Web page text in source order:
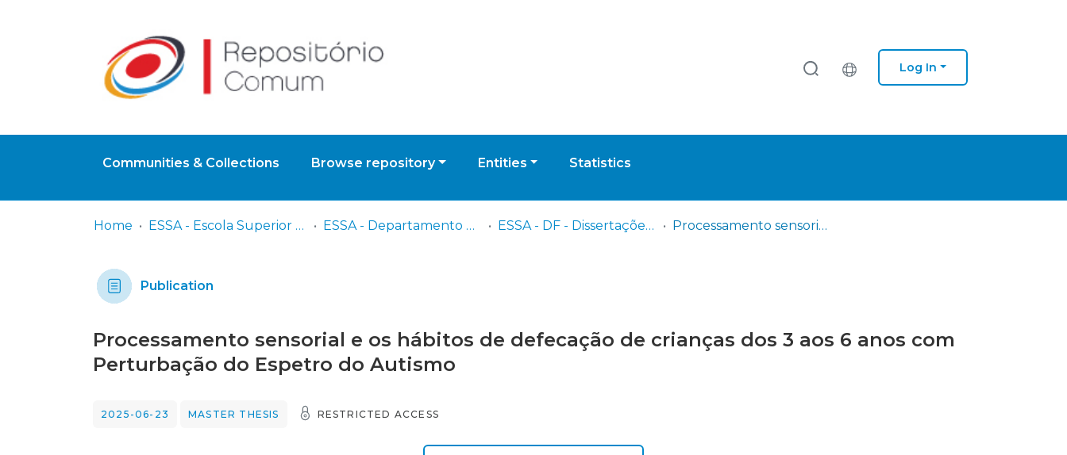
Log In
Communities & Collections Browse repository Entities Statistics
Home ESSA - Escola Superior de Saúde do Alcoitão ESSA - Departamento de Fisioterapia ESSA - DF - Dissertações (orientações em curso e trabalhos concluídos) Processamento sensorial e os hábitos de defecação de crianças dos 3 aos 6 anos com Perturbação do Espetro do Autismo
Publication
Processamento sensorial e os hábitos de defecação de crianças dos 3 aos 6 anos com
Perturbação do Espetro do Autismo
2025-06-23 MASTER THESIS RESTRICTED ACCESS